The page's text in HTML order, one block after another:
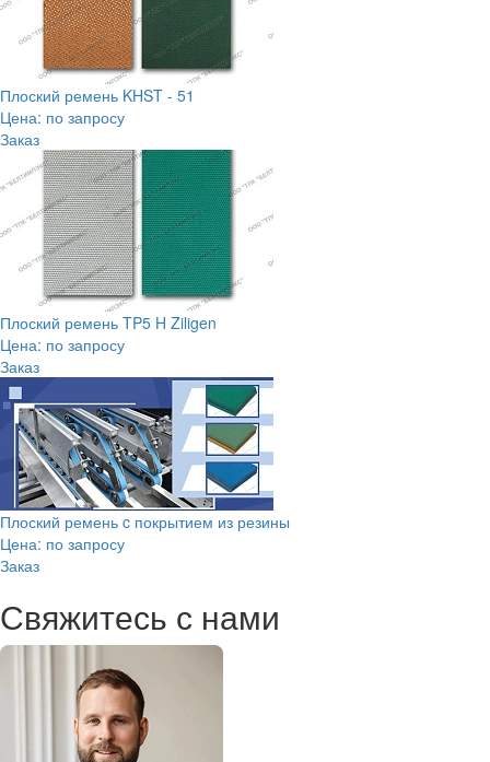
Плоский ремень KHST - 51
Цена: по запросу
Заказ
Плоский ремень TP5 H Ziligen
Цена: по запросу
Заказ
Плоский ремень c покрытием из резины
Цена: по запросу
Заказ
Свяжитесь с нами